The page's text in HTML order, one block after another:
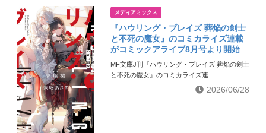
メディアミックス
『ハウリング・ブレイズ 葬焔の剣士
と不死の魔女』のコミカライズ連載
がコミックアライブ8月号より開始
MF文庫J刊『ハウリング・ブレイズ 葬焔の剣士
と不死の魔女』のコミカライズ連...
2026/06/28